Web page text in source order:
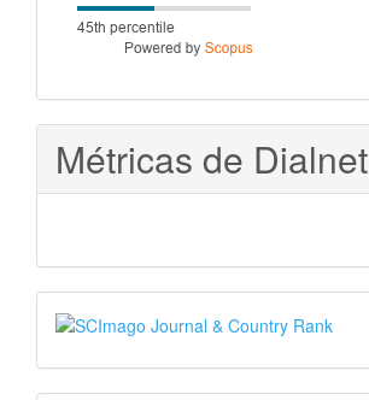
Métricas de Dialnet
SJR